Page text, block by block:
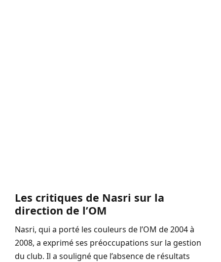
Les critiques de Nasri sur la
direction de l’OM
Nasri, qui a porté les couleurs de l’OM de 2004 à
2008, a exprimé ses préoccupations sur la gestion
du club. Il a souligné que l’absence de résultats